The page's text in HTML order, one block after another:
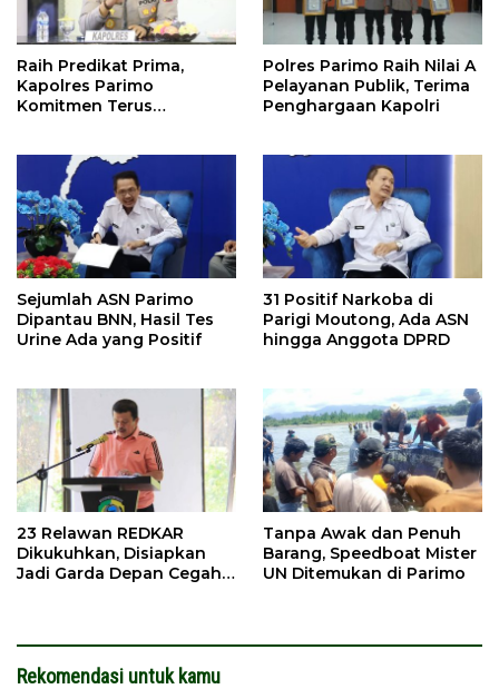
Raih Predikat Prima,
Kapolres Parimo
Komitmen Terus
Polres Parimo Raih Nilai A
Pelayanan Publik, Terima
Penghargaan Kapolri
Sejumlah ASN Parimo
Dipantau BNN, Hasil Tes
Urine Ada yang Positif
31 Positif Narkoba di
Parigi Moutong, Ada ASN
hingga Anggota DPRD
23 Relawan REDKAR
Dikukuhkan, Disiapkan
Jadi Garda Depan Cegah
Tanpa Awak dan Penuh
Barang, Speedboat Mister
UN Ditemukan di Parimo
Rekomendasi untuk kamu